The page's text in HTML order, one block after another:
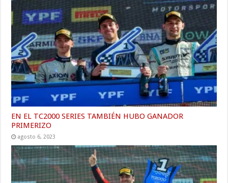
EN EL TC2000 SERIES TAMBIÉN HUBO GANADOR
PRIMERIZO
agosto 6, 2023